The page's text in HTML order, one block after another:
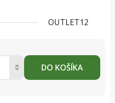
OUTLET12
DO KOŠÍKA